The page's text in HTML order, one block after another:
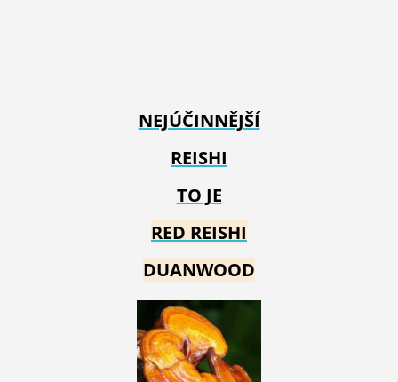
NEJÚČINNĚJŠÍ
REISHI
TO JE
RED REISHI
DUANWOOD